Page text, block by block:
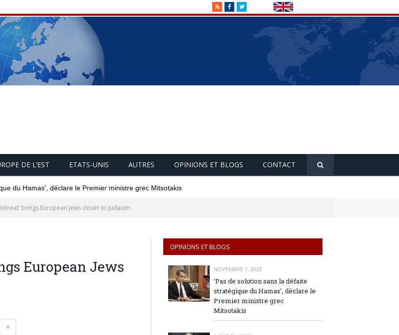
RSSFacebookTwitter
DE L’EST ETATS-UNIS AUTRES OPINIONS ET BLOGS CONTACT
du Hamas', déclare le Premier ministre grec Mitsotakis
brings European Jews closer to Judaism
European Jews
+
OPINIONS ET BLOGS
NOVEMBRE 1, 2023
‘Pas de solution sans la défaite
stratégique du Hamas’, déclare le
Premier ministre grec
Mitsotakis